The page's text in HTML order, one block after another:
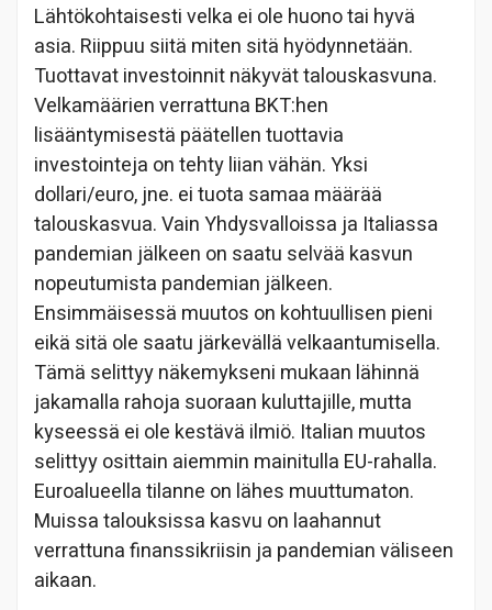
Lähtökohtaisesti velka ei ole huono tai hyvä
asia. Riippuu siitä miten sitä hyödynnetään.
Tuottavat investoinnit näkyvät talouskasvuna.
Velkamäärien verrattuna BKT:hen
lisääntymisestä päätellen tuottavia
investointeja on tehty liian vähän. Yksi
dollari/euro, jne. ei tuota samaa määrää
talouskasvua. Vain Yhdysvalloissa ja Italiassa
pandemian jälkeen on saatu selvää kasvun
nopeutumista pandemian jälkeen.
Ensimmäisessä muutos on kohtuullisen pieni
eikä sitä ole saatu järkevällä velkaantumisella.
Tämä selittyy näkemykseni mukaan lähinnä
jakamalla rahoja suoraan kuluttajille, mutta
kyseessä ei ole kestävä ilmiö. Italian muutos
selittyy osittain aiemmin mainitulla EU-rahalla.
Euroalueella tilanne on lähes muuttumaton.
Muissa talouksissa kasvu on laahannut
verrattuna finanssikriisin ja pandemian väliseen
aikaan.